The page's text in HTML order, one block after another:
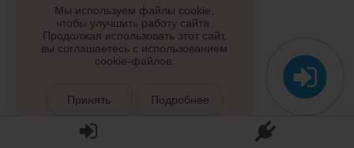
Мы используем файлы cookie,
чтобы улучшить работу сайта.
Продолжая использовать этот сайт,
вы соглашаетесь с использованием
cookie-файлов.
Принять Подробнее